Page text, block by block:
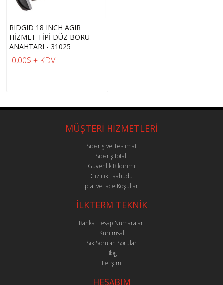
RIDGID 18 INCH AGIR
HİZMET TİPİ DÜZ BORU
ANAHTARI - 31025
0,00$ + KDV
MÜŞTERİ HİZMETLERİ
Sipariş ve Teslimat
Sipariş İptali
Güvenlik Bildirimi
Gizlilik Taahüdü
İptal ve İade Koşulları
İLKTERM TEKNİK
Banka Hesap Numaraları
Kurumsal
Sık Sorulan Sorular
Blog
İletişim
HESABIM